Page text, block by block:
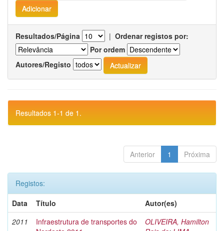
Resultados/Página | Ordenar registos por:
Por ordem
Autores/Registo
Resultados 1-1 de 1.
Anterior 1 Próxima
Registos:
Data
Título
Autor(es)
2011
Infraestrutura de transportes do
OLIVEIRA, Hamilton